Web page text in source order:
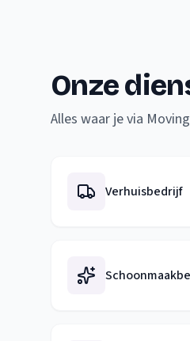
Onze
Alles waar je via
Verhuisbedrijf